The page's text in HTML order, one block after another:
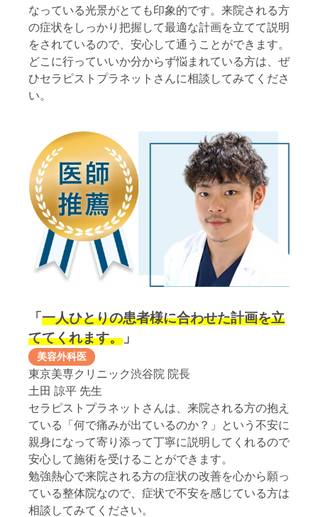
なっている光景がとても印象的です。来院される方
の症状をしっかり把握して最適な計画を立てて説明
をされているので、安心して通うことができます。
どこに行っていいか分からず悩まれている方は、ぜ
ひセラピストプラネットさんに相談してみてくださ
い。
「一人ひとりの患者様に合わせた計画を立
ててくれます。 」
美容外科医
東京美専クリニック渋谷院 院長
土田 諒平 先生
セラピストプラネットさんは、来院される方の抱え
ている「何で痛みが出ているのか？」という不安に
親身になって寄り添って丁寧に説明してくれるので
安心して施術を受けることができます。
勉強熱心で来院される方の症状の改善を心から願っ
ている整体院なので、症状で不安を感じている方は
相談してみてください。